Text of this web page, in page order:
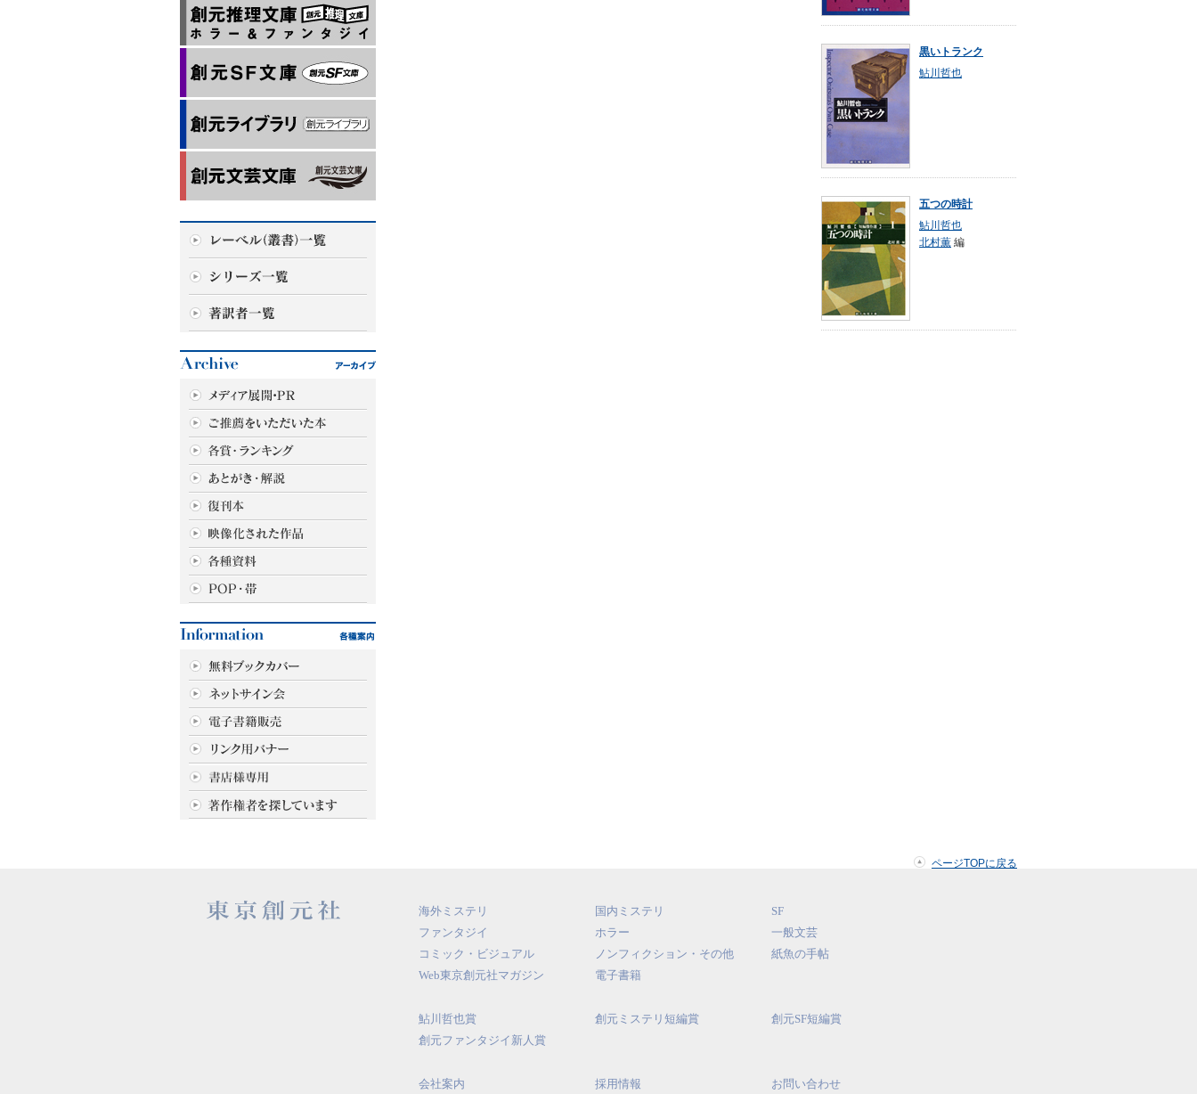
黒いトランク
鮎川哲也
五つの時計
鮎川哲也
北村薫 編
ページTOPに戻る
海外ミステリ 国内ミステリ
SF
ファンタジイ
ホラー
一般文芸
コミック・ビジュアル
ノンフィクション・その他
紙魚の手帖
Web東京創元社マガジン
電子書籍
鮎川哲也賞 創元ミステリ短編賞
創元SF短編賞
創元ファンタジイ新人賞
会社案内 採用情報 お問い合わせ